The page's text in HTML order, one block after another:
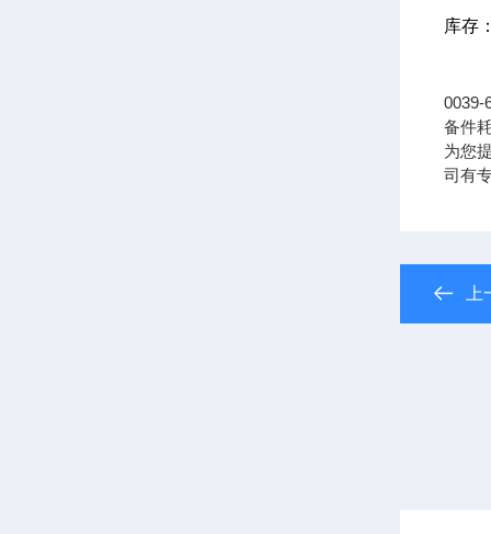
库存
0039-
备件
为您
司有